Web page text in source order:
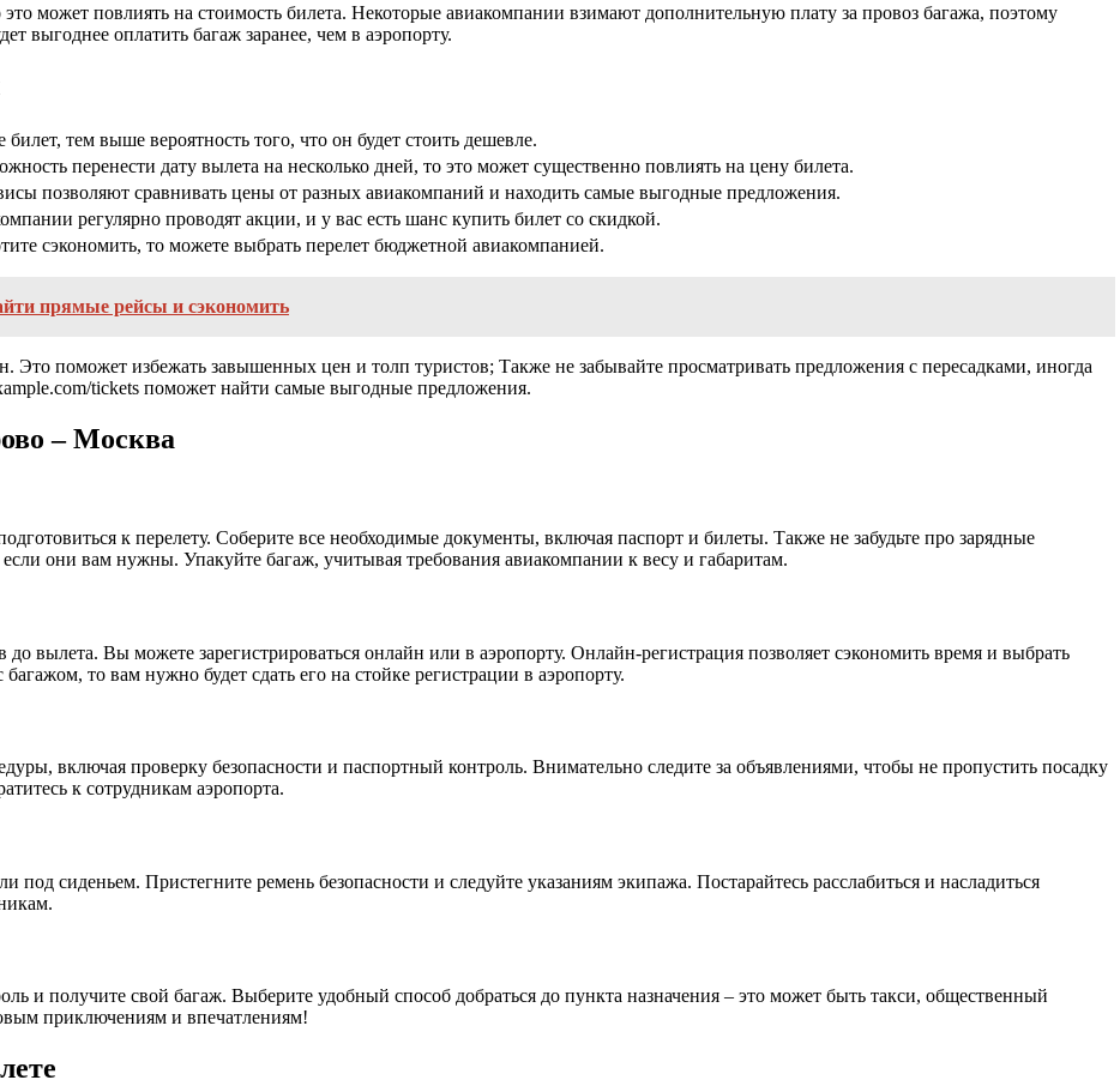
может повлиять на стоимость билета. Некоторые авиакомпании взимают дополнительную плату за провоз багажа, поэтому
выгоднее оплатить багаж заранее, чем в аэропорту.
тем выше вероятность того, что он будет стоить дешевле.
перенести дату вылета на несколько дней, то это может существенно повлиять на цену билета.
позволяют сравнивать цены от разных авиакомпаний и находить самые выгодные предложения.
регулярно проводят акции, и у вас есть шанс купить билет со скидкой.
сэкономить, то можете выбрать перелет бюджетной авиакомпанией.
прямые рейсы и сэкономить
Это поможет избежать завышенных цен и толп туристов; Также не забывайте просматривать предложения с пересадками, иногда
tickets поможет найти самые выгодные предложения.
– Москва
к перелету. Соберите все необходимые документы, включая паспорт и билеты. Также не забудьте про зарядные
они вам нужны. Упакуйте багаж, учитывая требования авиакомпании к весу и габаритам.
до вылета. Вы можете зарегистрироваться онлайн или в аэропорту. Онлайн-регистрация позволяет сэкономить время и выбрать
то вам нужно будет сдать его на стойке регистрации в аэропорту.
включая проверку безопасности и паспортный контроль. Внимательно следите за объявлениями, чтобы не пропустить посадку
к сотрудникам аэропорта.
под сиденьем. Пристегните ремень безопасности и следуйте указаниям экипажа. Постарайтесь расслабиться и насладиться
и получите свой багаж. Выберите удобный способ добраться до пункта назначения – это может быть такси, общественный
приключениям и впечатлениям!